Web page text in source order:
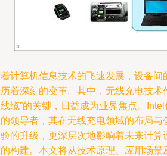
计算机信息技术的飞速发展，设备间
着深刻的变革。其中，无线充电技术
缆”的关键，日益成为业界焦点。
领导者，其在无线充电领域的布局与
的升级，更深层次地影响着未来计算
构建。本文将从技术原理、应用场景